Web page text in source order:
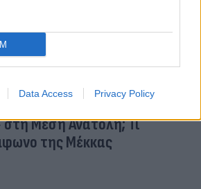
Data Access Privacy Policy
στη Μέση Ανατολή; Τι
της Μέκκας